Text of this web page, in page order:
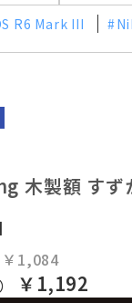
R6 Mark III
木製額 すず
￥1,084
￥1,192